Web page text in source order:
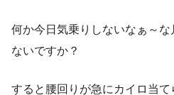
何か今日気乗りしないなぁ～
ないですか？
すると腰回りが急にカイロ当て